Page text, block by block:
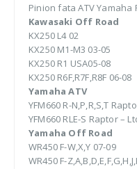
Pinion fata ATV Yamaha
Kawasaki Off Road
KX250 L4 02
KX250 M1-M3 03-05
KX250 R1 USA05-08
KX250 R6F,R7F,R8F 06-08
Yamaha ATV
YFM660 R-N,P,R,S,T
YFM660 RLE-S Raptor –
Yamaha Off Road
WR450 F-W,X,Y 07-09
WR450 F-